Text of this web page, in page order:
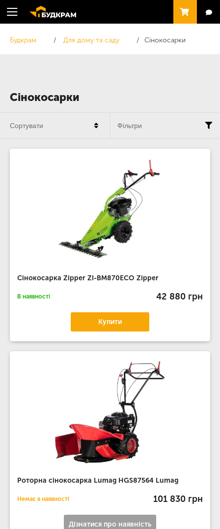
Сінокосарки
Будкрам Для дому та саду Сінокосарки
Сінокосарка Zipper ZI-BM870ECO Zipper
В наявності 42 880 грн
Купити
Роторна сінокосарка Lumag HGS87564 Lumag
Немає в наявності 101 830 грн
Дізнатися про наявність
Сортувати Фільтри